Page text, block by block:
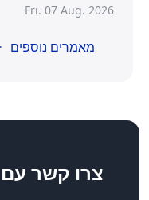
Fri. 07 Aug. 2026
מאמרים נוספים
צרו קשר עם